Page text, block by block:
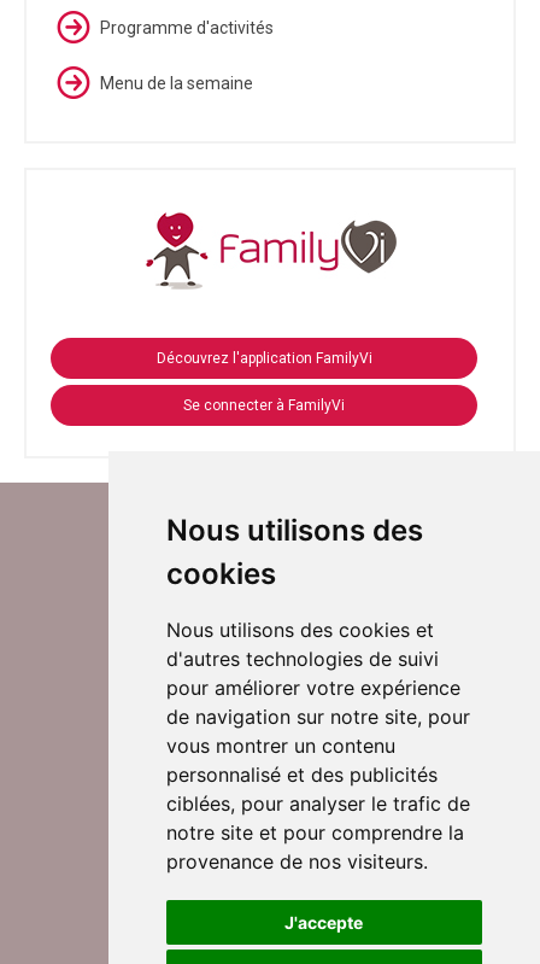
Nous utilisons des
cookies
Nous utilisons des cookies et
d'autres technologies de suivi
pour améliorer votre expérience
de navigation sur notre site, pour
vous montrer un contenu
personnalisé et des publicités
ciblées, pour analyser le trafic de
notre site et pour comprendre la
provenance de nos visiteurs.
J'accepte
Programme d'activités
Menu de la semaine
Découvrez l'application FamilyVi
Se connecter à FamilyVi
Suivez-nous sur Twitter
Rejoignez nos équipes
Nous contacter